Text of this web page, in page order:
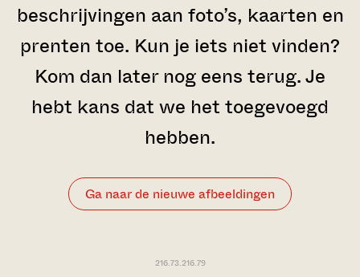
beschrijvingen aan foto’s, kaarten en
prenten toe. Kun je iets niet vinden?
Kom dan later nog eens terug. Je
hebt kans dat we het toegevoegd
hebben.
Ga naar de nieuwe afbeeldingen
216.73.216.79